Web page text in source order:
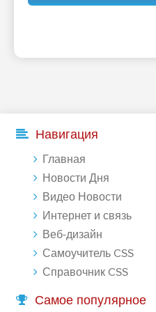
Навигация
Главная
Новости Дня
Видео Новости
Интернет и связь
Веб-дизайн
Самоучитель CSS
Справочник CSS
Самое популярное